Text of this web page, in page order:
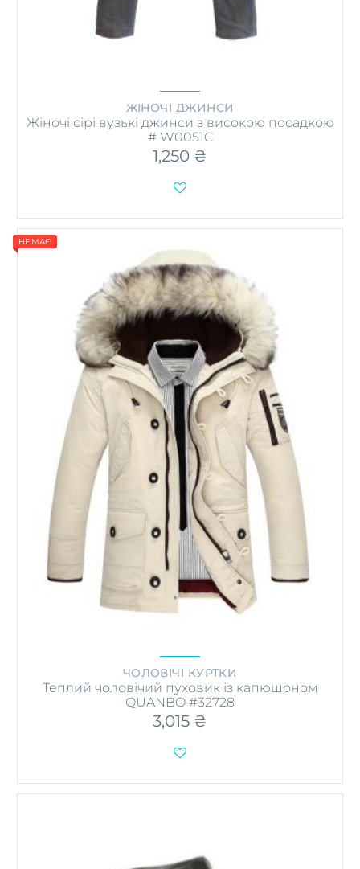
ЖІНОЧІ ДЖИНСИ
Жіночі сірі вузькі джинси з високою посадкою
# W0051C
1,250 ₴

НЕМАЄ
ЧОЛОВІЧІ КУРТКИ
Теплий чоловічий пуховик із капюшоном
QUANBO #32728
3,015 ₴
